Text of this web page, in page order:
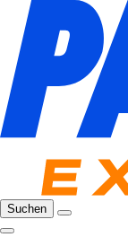
Suchen